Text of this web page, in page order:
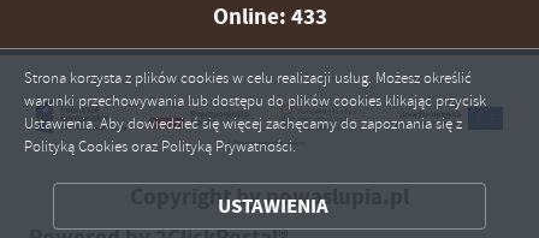
Online: 433
Copyright by nowaslupia.pl
Strona korzysta z plików cookies w celu realizacji usług. Możesz określić
warunki przechowywania lub dostępu do plików cookies klikając przycisk
Ustawienia. Aby dowiedzieć się więcej zachęcamy do zapoznania się z
Polityką Cookies oraz Polityką Prywatności.
USTAWIENIA
ZAPISZ WYBRANE
ZEZWÓL NA WSZYSTKIE